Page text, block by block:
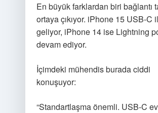
En büyük farklardan biri bağlantı
ortaya çıkıyor. iPhone 15 USB-C
geliyor, iPhone 14 ise Lightning
devam ediyor.
İçimdeki mühendis burada ciddi
konuşuyor:
“Standartlaşma önemli. USB-C